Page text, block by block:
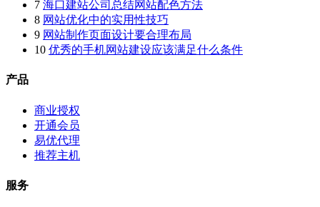
7 海口建站公司总结网站配色方法
8 网站优化中的实用性技巧
9 网站制作页面设计要合理布局
10 优秀的手机网站建设应该满足什么条件
产品
商业授权
开通会员
易优代理
推荐主机
服务